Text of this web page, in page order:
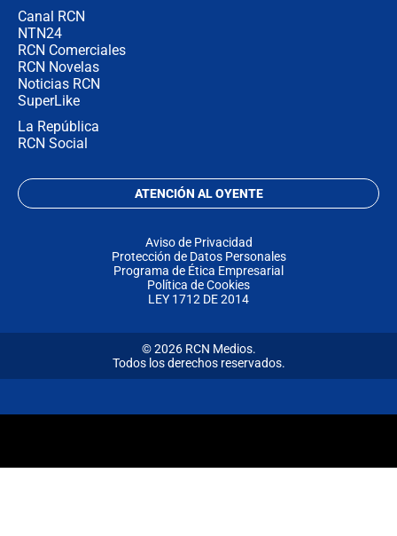
Canal RCN
NTN24
RCN Comerciales
RCN Novelas
Noticias RCN
SuperLike
La República
RCN Social
ATENCIÓN AL OYENTE
Aviso de Privacidad
Protección de Datos Personales
Programa de Ética Empresarial
Política de Cookies
LEY 1712 DE 2014
© 2026 RCN Medios.
Todos los derechos reservados.